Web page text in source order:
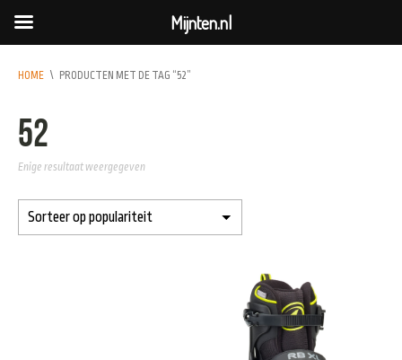
HOME \ PRODUCTEN MET DE TAG “52”
52
Enige resultaat weergegeven
Mijnten.nl